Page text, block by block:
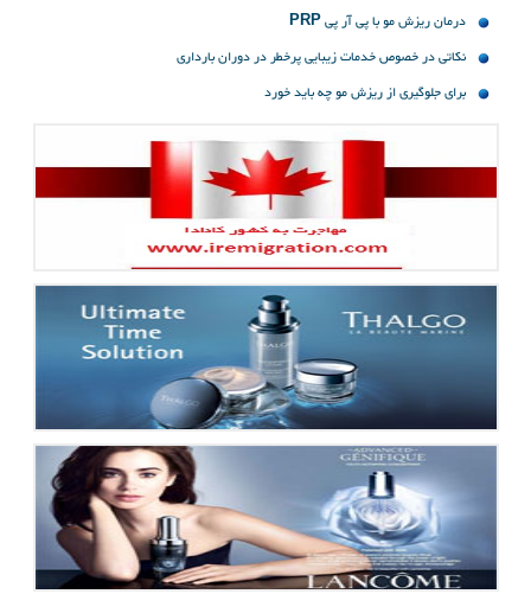
درمان ریزش مو با پی آر پی PRP
نكاتی در خصوص خدمات زیبایی پرخطر در دوران بارداری
برای جلوگیری از ریزش مو چه باید خورد